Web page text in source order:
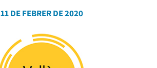
11 DE FEBRER DE 2020